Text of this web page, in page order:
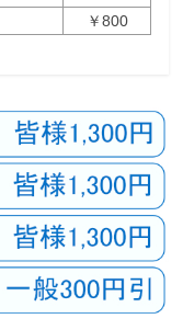
￥800